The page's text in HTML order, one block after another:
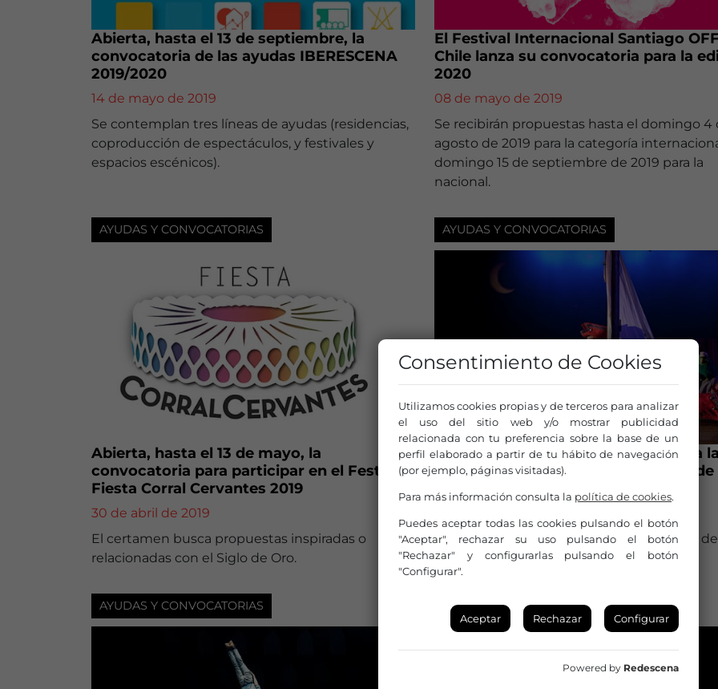
Abierta, hasta el 13 de septiembre, la
convocatoria de las ayudas IBERESCENA
2019/2020
14 de mayo de 2019
Se contemplan tres líneas de ayudas (residencias,
coproducción de espectáculos, y festivales y
espacios escénicos).
El Festival Internacional Santiago
Chile lanza su convocatoria para la
2020
08 de mayo de 2019
Se recibirán propuestas hasta el domingo 4
agosto de 2019 para la categoría
domingo 15 de septiembre de 2019 para la
nacional.
AYUDAS Y CONVOCATORIAS
Abierta, hasta el 13 de mayo, la
convocatoria para participar en el Festival
Fiesta Corral Cervantes 2019
30 de abril de 2019
El certamen busca propuestas inspiradas o
relacionadas con el Siglo de Oro.
AYUDAS Y CONVOCATORIAS
Abierta la convocatoria de ayudas a
producción y gira de espectáculos de
compañías Castilla y León
Cuenta con una dotación presupuestaria de
640.000 euros.
AYUDAS Y CONVOCATORIAS AYUDAS Y CONVOCATORIAS
Consentimiento de Cookies
Utilizamos cookies propias y de terceros para analizar
el uso del sitio web y/o mostrar publicidad
relacionada con tu preferencia sobre la base de un
perfil elaborado a partir de tu hábito de navegación
(por ejemplo, páginas visitadas).
Para más información consulta la política de cookies.
Puedes aceptar todas las cookies pulsando el botón
"Aceptar", rechazar su uso pulsando el botón
"Rechazar" y configurarlas pulsando el botón
"Configurar".
Aceptar Rechazar Configurar
Powered by Redescena